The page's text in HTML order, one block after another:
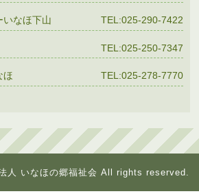
いなほ下山 TEL:025-290-7422
TEL:025-250-7347
ほ TEL:025-278-7770
人 いなほの郷福祉会 All rights reserved.